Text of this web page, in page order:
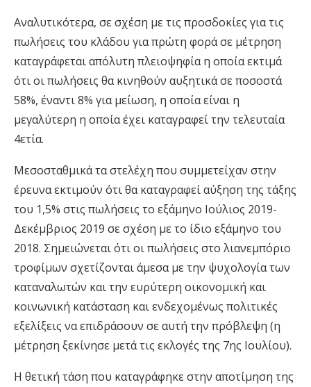
Αναλυτικότερα, σε σχέση με τις προσδοκίες για τις
πωλήσεις του κλάδου για πρώτη φορά σε μέτρηση
καταγράφεται απόλυτη πλειοψηφία η οποία εκτιμά
ότι οι πωλήσεις θα κινηθούν αυξητικά σε ποσοστά
58%, έναντι 8% για μείωση, η οποία είναι η
μεγαλύτερη η οποία έχει καταγραφεί την τελευταία
4ετία.
Μεσοσταθμικά τα στελέχη που συμμετείχαν στην
έρευνα εκτιμούν ότι θα καταγραφεί αύξηση της τάξης
του 1,5% στις πωλήσεις το εξάμηνο Ιούλιος 2019-
Δεκέμβριος 2019 σε σχέση με το ίδιο εξάμηνο του
2018. Σημειώνεται ότι οι πωλήσεις στο λιανεμπόριο
τροφίμων σχετίζονται άμεσα με την ψυχολογία των
καταναλωτών και την ευρύτερη οικονομική και
κοινωνική κατάσταση και ενδεχομένως πολιτικές
εξελίξεις να επιδράσουν σε αυτή την πρόβλεψη (η
μέτρηση ξεκίνησε μετά τις εκλογές της 7ης Ιουλίου).
Η θετική τάση που καταγράφηκε στην αποτίμηση της